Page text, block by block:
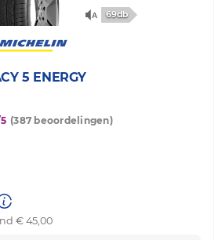
69db
5 ENERGY
(387 beoordelingen)
€ 45,00